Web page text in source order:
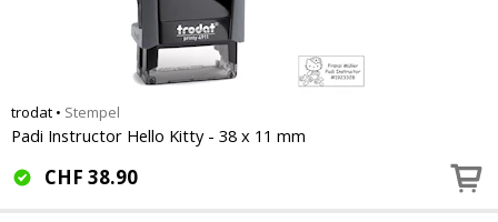
trodat • Stempel
Padi Instructor Hello Kitty - 38 x 11 mm
CHF 38.90